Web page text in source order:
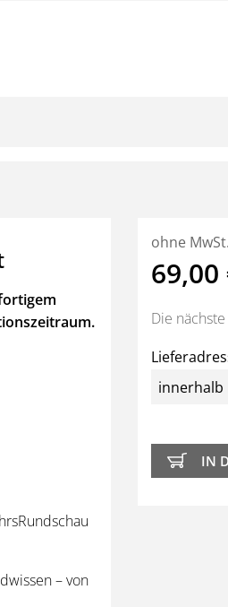
– von
ohne MwSt.
69,00
Die